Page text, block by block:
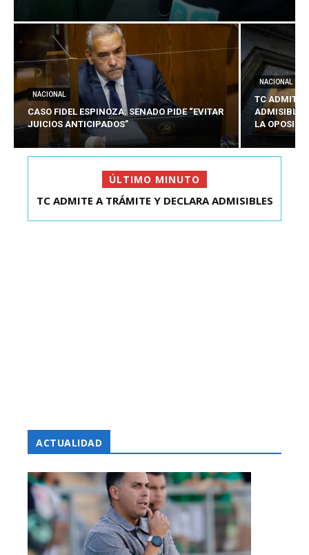
NACIONAL
CASO FIDEL ESPINOZA: SENADO PIDE “EVITAR
JUICIOS ANTICIPADOS”
NACIONAL
TC ADMITE
ADMISIBLES
LA
ÚLTIMO MINUTO
EXDIPUTADO LAVÍN SALIÓ DE CAPITÁN YÁBER
TC ADMITE A TRÁMITE Y DECLARA ADMISIBLES
ACTUALIDAD